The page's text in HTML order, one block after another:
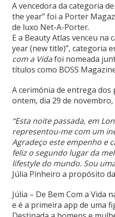
A vencedora da categoria
the year” foi a Porter
de luxo Net-A-Porter.
E a Beauty Atlas venceu na
year (new title)”, categoria
com a Vidafoi nomeada
títulos como BOSS
A cerimónia de entrega
ontem, dia 29 de novembro,
“Esta noite passada, em
representou-me com um
Agradeço este empenho e
feliz o segundo lugar da
lifestyle do mundo. Sou
Júlia Pinheiro a propósito
Júlia – De Bem Com a Vida
e é a primeira app de uma